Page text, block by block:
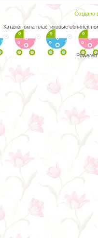
Создано
Каталог окна пластиковые обнинск